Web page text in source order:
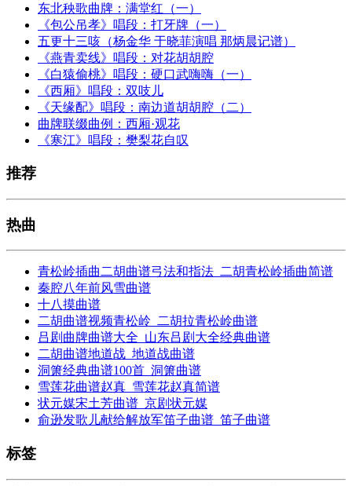
东北秧歌曲牌：满堂红（一）
《包公吊孝》唱段：打牙牌（一）
五更十三咳（杨金华 于晓菲演唱 那炳晨记谱）
《燕青卖线》唱段：对花胡胡腔
《白猿偷桃》唱段：硬口武嗨嗨（一）
《西厢》唱段：双吱儿
《天缘配》唱段：南边道胡胡腔（二）
曲牌联缀曲例：西厢·观花
《寒江》唱段：樊梨花自叹
推荐
热曲
青松岭插曲二胡曲谱弓法和指法_二胡青松岭插曲简谱
秦腔八年前风雪曲谱
十八摸曲谱
二胡曲谱视频青松岭_二胡拉青松岭曲谱
吕剧曲牌曲谱大全_山东吕剧大全经典曲谱
二胡曲谱地道战_地道战曲谱
洞箫经典曲谱100首_洞箫曲谱
雪莲花曲谱赵真_雪莲花赵真简谱
状元媒宋土芳曲谱_京剧状元媒
俞逊发歌儿献给解放军笛子曲谱_笛子曲谱
标签